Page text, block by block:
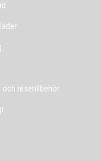
och resetillbehör